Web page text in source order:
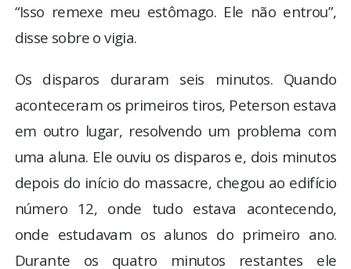
“Isso remexe meu estômago. Ele não entrou”,
disse sobre o vigia.
Os disparos duraram seis minutos. Quando
aconteceram os primeiros tiros, Peterson estava
em outro lugar, resolvendo um problema com
uma aluna. Ele ouviu os disparos e, dois minutos
depois do início do massacre, chegou ao edifício
número 12, onde tudo estava acontecendo,
onde estudavam os alunos do primeiro ano.
Durante os quatro minutos restantes ele